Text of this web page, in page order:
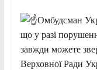
Омбудсман
що у разі
завжди можете
Верховної Ради